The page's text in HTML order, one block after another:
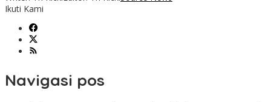
Ikuti Kami
Navigasi pos